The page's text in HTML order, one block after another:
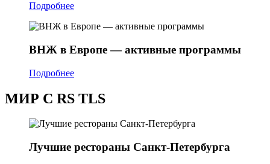
Подробнее
ВНЖ в Европе — активные программы
Подробнее
МИР С RS TLS
Лучшие рестораны Санкт-Петербурга